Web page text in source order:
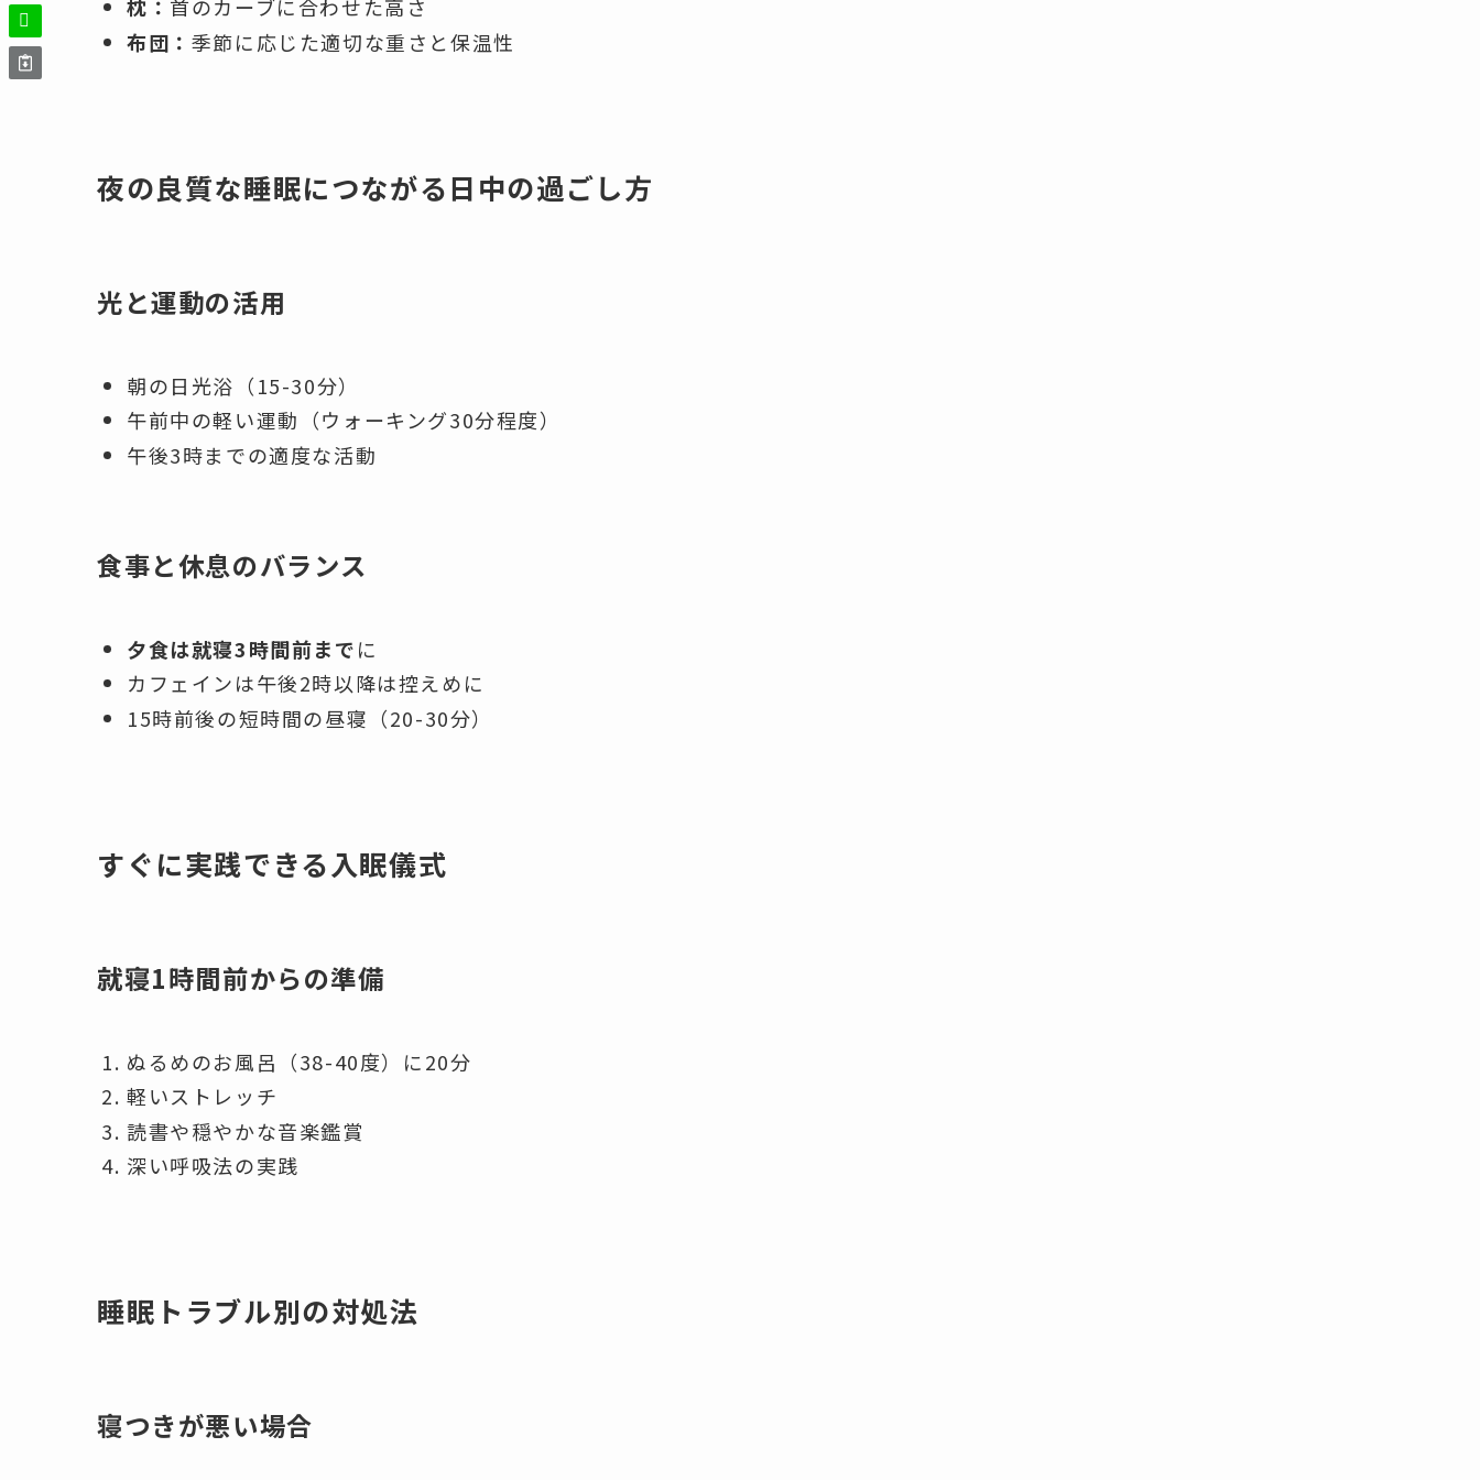
枕： 首のカーブに合わせた高さ
布団： 季節に応じた適切な重さと保温性
夜の良質な睡眠につながる日中の過ごし方
光と運動の活用
朝の日光浴（15-30分）
午前中の軽い運動（ウォーキング30分程度）
午後3時までの適度な活動
食事と休息のバランス
夕食は就寝3時間前までに
カフェインは午後2時以降は控えめに
15時前後の短時間の昼寝（20-30分）
すぐに実践できる入眠儀式
就寝1時間前からの準備
ぬるめのお風呂（38-40度）に20分
軽いストレッチ
読書や穏やかな音楽鑑賞
深い呼吸法の実践
睡眠トラブル別の対処法
寝つきが悪い場合